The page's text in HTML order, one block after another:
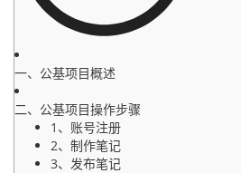
一、公基项目概述
二、公基项目操作步骤
1、账号注册
2、制作笔记
3、发布笔记